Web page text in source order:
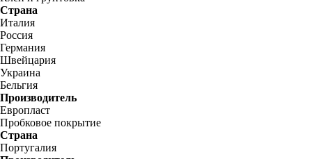
Страна
Италия
Россия
Германия
Швейцария
Украина
Бельгия
Производитель
Европласт
Пробковое покрытие
Страна
Португалия